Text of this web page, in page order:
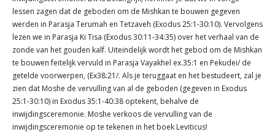
lessen zagen dat de geboden om de Mishkan te bouwen gegeven
werden in Parasja Terumah en Tetzaveh (Exodus 25:1-30:10). Vervolgens
lezen we in Parasja Ki Tisa (Exodus 30:11-34:35) over het verhaal van de
zonde van het gouden kalf. Uiteindelijk wordt het gebod om de Mishkan
te bouwen feitelijk vervuld in Parasja Vayakhel ex.35:1 en Pekudei/ de
getelde voorwerpen, (Ex38:21/. Als je teruggaat en het bestudeert, zal je
zien dat Moshe de vervulling van al de geboden (gegeven in Exodus
25:1-30:10) in Exodus 35:1-40:38 optekent, behalve de
inwijdingsceremonie. Moshe verkoos de vervulling van de
inwijdingsceremonie op te tekenen in het boek Leviticus!